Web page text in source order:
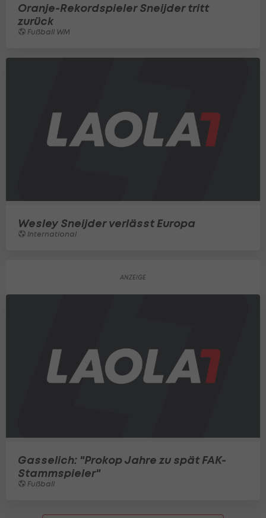
Oranje-Rekordspieler Sneijder tritt
zurück
Fußball WM
Wesley Sneijder verlässt Europa
International
Gasselich: "Prokop Jahre zu spät FAK-
Stammspieler"
Fußball